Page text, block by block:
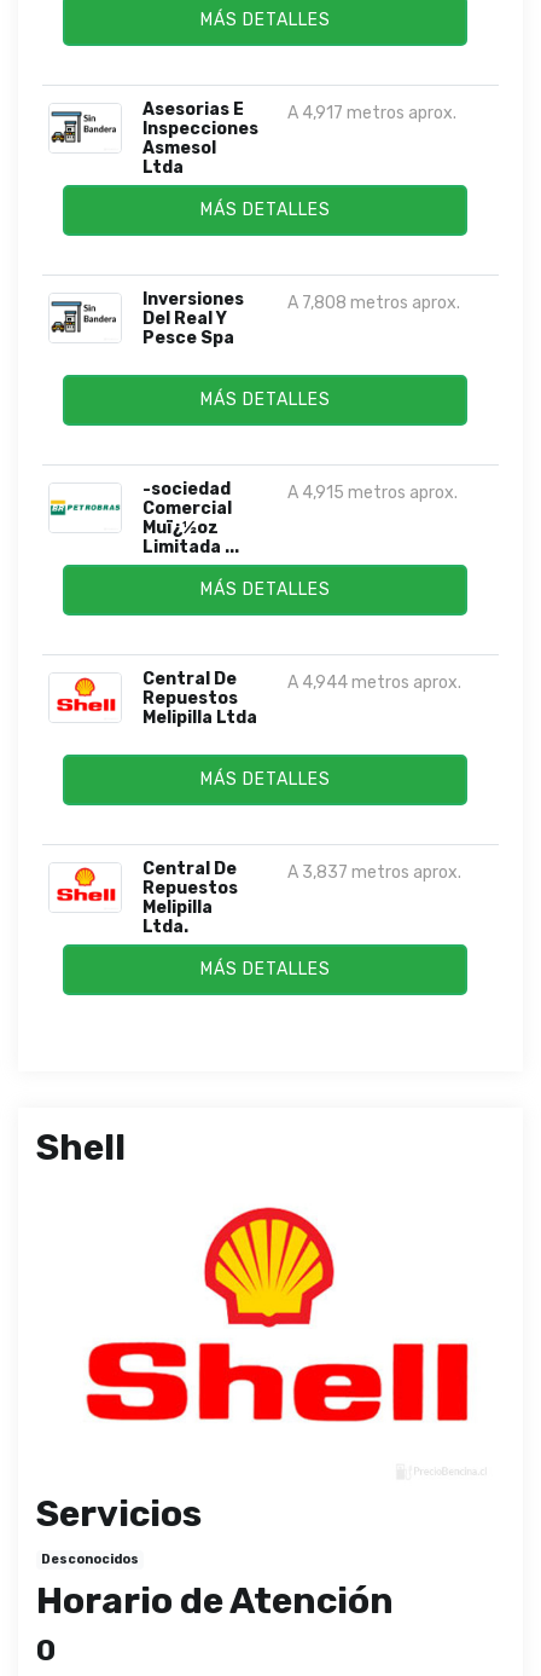
MÁS DETALLES
Asesorias E
Inspecciones
Asmesol
Ltda
A 4,917 metros aprox.
MÁS DETALLES
Inversiones
Del Real Y
Pesce Spa
A 7,808 metros aprox.
MÁS DETALLES
-sociedad
Comercial
Muï¿½oz
Limitada ...
A 4,915 metros aprox.
MÁS DETALLES
Central De
Repuestos
Melipilla Ltda
A 4,944 metros aprox.
MÁS DETALLES
Central De
Repuestos
Melipilla
Ltda.
A 3,837 metros aprox.
MÁS DETALLES
Shell
Servicios
Desconocidos
Horario de Atención
0